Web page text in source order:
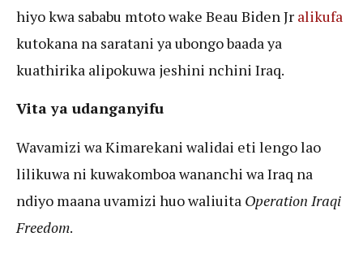
hiyo kwa sababu mtoto wake Beau Biden Jr alikufa
kutokana na saratani ya ubongo baada ya
kuathirika alipokuwa jeshini nchini Iraq.
Vita ya udanganyifu
Wavamizi wa Kimarekani walidai eti lengo lao
lilikuwa ni kuwakomboa wananchi wa Iraq na
ndiyo maana uvamizi huo waliuita Operation Iraqi
Freedom.